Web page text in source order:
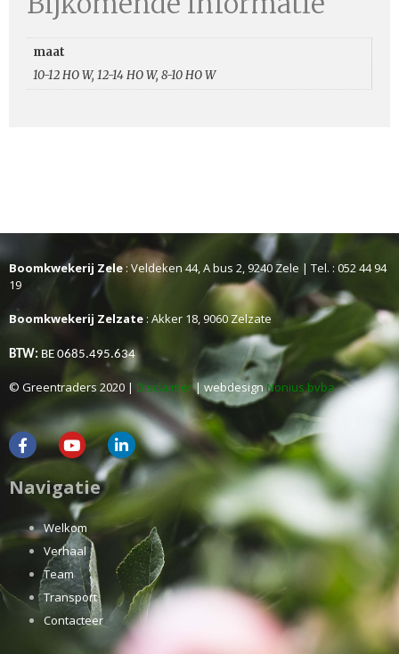
maat
10-12 HO W, 12-14 HO W, 8-10 HO W
Boomkwekerij Zele: Veldeken 44, A bus 2, 9240 Zele | Tel. : 052 44 94
19
Boomkwekerij Zelzate : Akker 18, 9060 Zelzate
BTW: BE 0685.495.634
© Greentraders 2020 | Disclaimer| webdesignNonius bvba
Navigatie
Welkom
Verhaal
Team
Transport
Contacteer